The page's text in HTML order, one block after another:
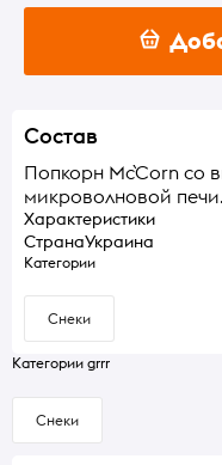
Состав
Попкорн Mc`Corn со
микроволновой печи.
Характеристики
СтранаУкраина
Категории
Снеки
Категории grrr
Снеки